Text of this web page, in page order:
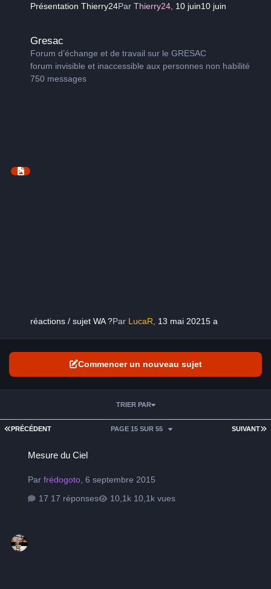
Présentation Thierry24ParThierry24 10 juin10 juin
Gresac
Forum d’échange et de travail sur le GRESAC
forum invisible et inaccessible aux personnes non habilité
750 messages
réactions / sujet WA ?Par LucaR 13 mai 20215 a
Commencer un nouveau sujet
PREMIÈRE PAGE
PRÉCÉDENT SUIVANT
PAGE 15 SUR 55
TRIER PAR
Mesure du Ciel
Parfrédogoto ,6 septembre 2015
17 réponses
10,1k vues